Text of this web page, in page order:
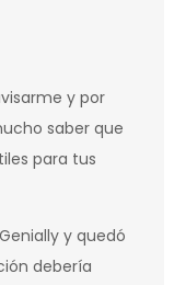
y por
saber que
para tus
y quedó
debería